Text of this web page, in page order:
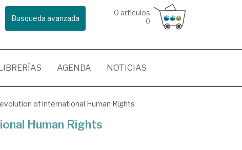
Busqueda avanzada
0 artículos
0
AGENDA NOTICIAS
of international Human Rights
Human Rights